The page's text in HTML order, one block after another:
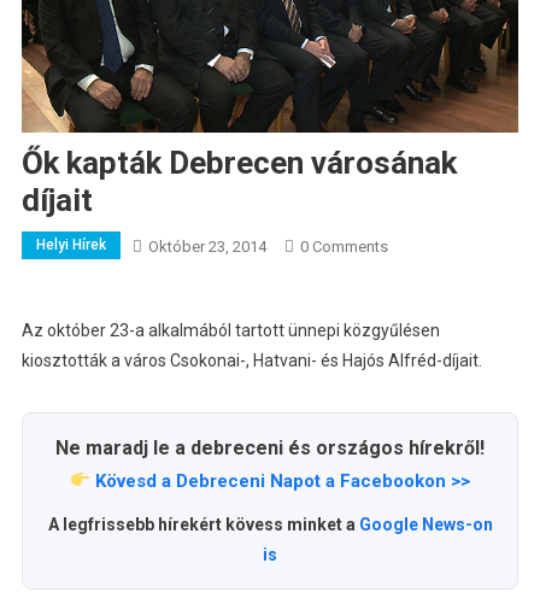
Ők kapták Debrecen városának
díjait
Helyi Hírek Október 23, 2014 0 Comments
Az október 23-a alkalmából tartott ünnepi közgyűlésen
kiosztották a város Csokonai-, Hatvani- és Hajós Alfréd-díjait.
Ne maradj le a debreceni és országos hírekről!
Kövesd a Debreceni Napot a Facebookon >>
A legfrissebb hírekért kövess minket a Google News-on
is